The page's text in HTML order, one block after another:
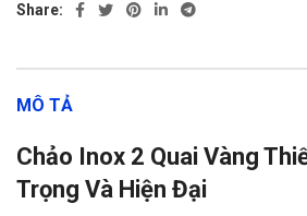
Share:
MÔ TẢ
Chảo Inox 2 Quai Vàng
Trọng Và Hiện Đại